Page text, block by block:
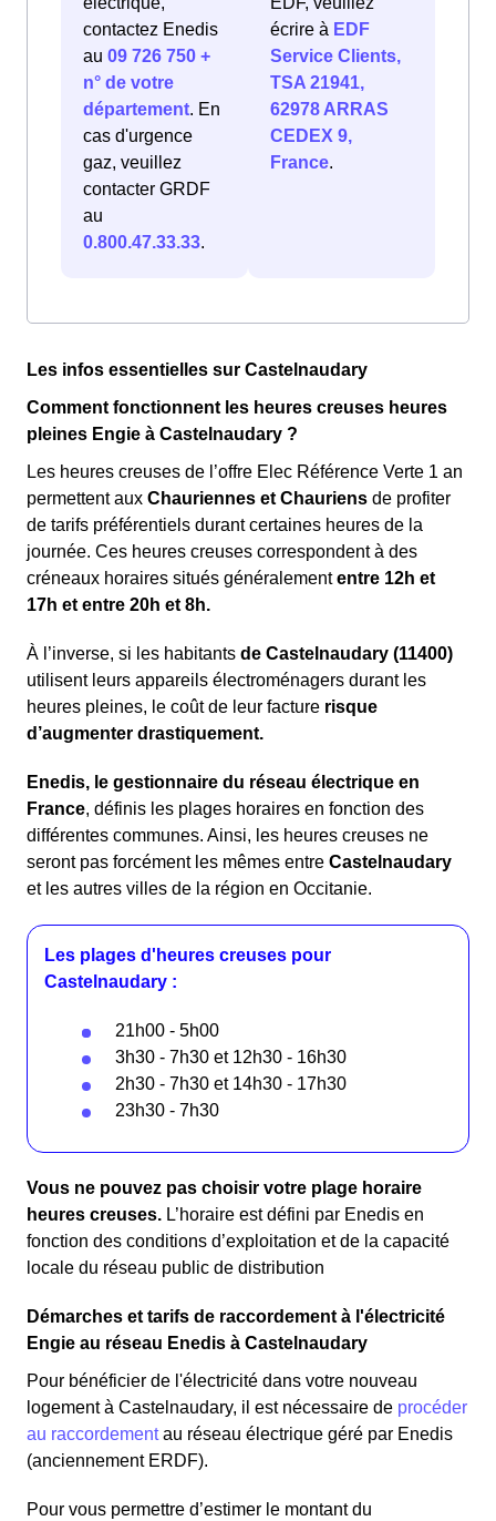
contactez Enedis
au 09 726 750 +
n° de votre
département. En
cas d'urgence
gaz, veuillez
contacter GRDF
au
0.800.47.33.33.
écrire à EDF
Service Clients,
TSA 21941,
62978 ARRAS
CEDEX 9,
France.
Les infos essentielles sur Castelnaudary
Comment fonctionnent les heures creuses heures
pleines Engie à Castelnaudary ?
Les heures creuses de l’offre Elec Référence Verte 1 an
permettent aux Chauriennes et Chauriens de profiter
de tarifs préférentiels durant certaines heures de la
journée. Ces heures creuses correspondent à des
créneaux horaires situés généralemententre 12h et
17h et entre 20h et 8h.
À l’inverse, si les habitants de Castelnaudary (11400)
utilisent leurs appareils électroménagers durant les
heures pleines, le coût de leur facture risque
d’augmenter drastiquement.
Enedis, le gestionnaire du réseau électrique en
France, définis les plages horaires en fonction des
différentes communes. Ainsi, les heures creuses ne
seront pas forcément les mêmes entre Castelnaudary
et les autres villes de la région en Occitanie.
Les plages d'heures creuses pour
Castelnaudary :
21h00 - 5h00
3h30 - 7h30 et 12h30 - 16h30
2h30 - 7h30 et 14h30 - 17h30
23h30 - 7h30
Vous ne pouvez pas choisir votre plage horaire
heures creuses. L’horaire est défini par Enedis en
fonction des conditions d’exploitation et de la capacité
locale du réseau public de distribution
Démarches et tarifs de raccordement à l'électricité
Engie au réseau Enedis à Castelnaudary
Pour bénéficier de l'électricité dans votre nouveau
logement à Castelnaudary, il est nécessaire de procéder
au raccordementau réseau électrique géré par Enedis
(anciennement ERDF).
Pour vous permettre d’estimer le montant du